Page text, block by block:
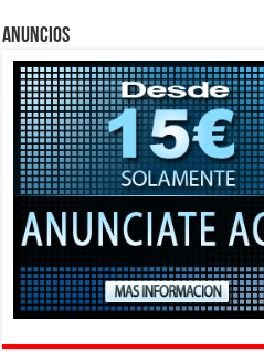
Anuncios